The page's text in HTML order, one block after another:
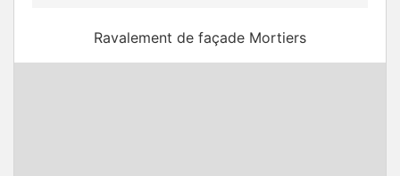
Ravalement de façade Mortiers